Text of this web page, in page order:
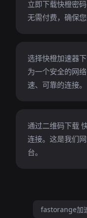
立即下载快橙密
无需付费，确保
选择快橙加速器
为一个安全的网
速、可靠的连接。
通过二维码下载
连接。这是我们
台。
fastorange加